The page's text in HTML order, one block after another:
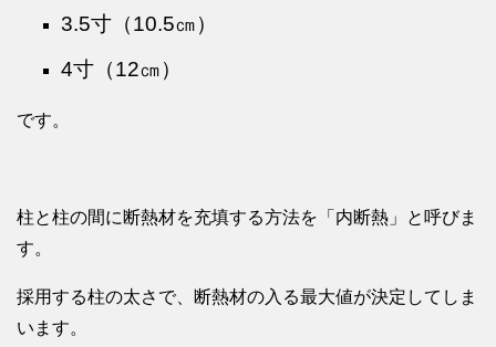
3.5寸（10.5㎝）
4寸（12㎝）
です。
柱と柱の間に断熱材を充填する方法を「内断熱」と呼びま
す。
採用する柱の太さで、断熱材の入る最大値が決定してしま
います。